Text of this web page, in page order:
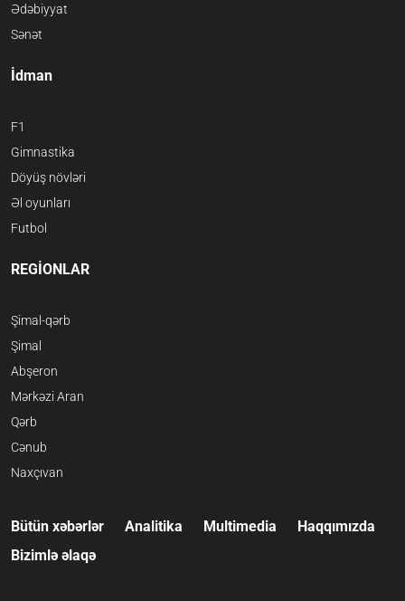
Ədəbiyyat
Sənət
İdman
F1
Gimnastika
Döyüş növləri
Əl oyunları
Futbol
REGİONLAR
Şimal-qərb
Şimal
Abşeron
Mərkəzi Aran
Qərb
Cənub
Naxçıvan
Bütün xəbərlər Analitika Multimedia
Haqqımızda
Bizimlə əlaqə